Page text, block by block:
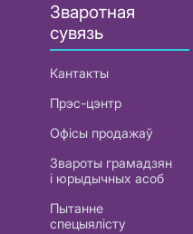
Зваротная
сувязь
Кантакты
Прэс-цэнтр
Офісы продажаў
Звароты грамадзян
і юрыдычных асоб
Пытанне
спецыялісту